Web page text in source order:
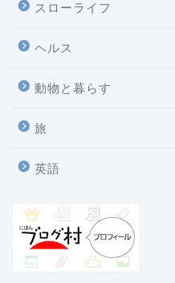
スローライフ
ヘルス
動物と暮らす
旅
英語